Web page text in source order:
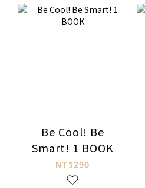
Be Cool! Be
Smart! 1 BOOK
NT$290